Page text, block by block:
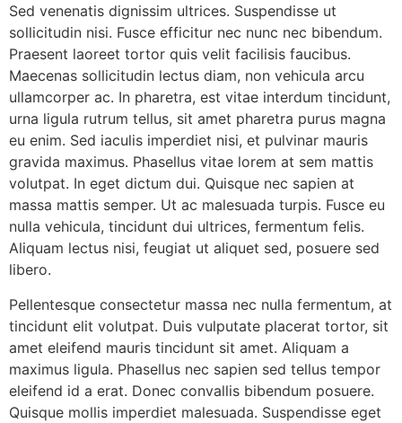
Sed venenatis dignissim ultrices. Suspendisse ut
sollicitudin nisi. Fusce efficitur nec nunc nec bibendum.
Praesent laoreet tortor quis velit facilisis faucibus.
Maecenas sollicitudin lectus diam, non vehicula arcu
ullamcorper ac. In pharetra, est vitae interdum tincidunt,
urna ligula rutrum tellus, sit amet pharetra purus magna
eu enim. Sed iaculis imperdiet nisi, et pulvinar mauris
gravida maximus. Phasellus vitae lorem at sem mattis
volutpat. In eget dictum dui. Quisque nec sapien at
massa mattis semper. Ut ac malesuada turpis. Fusce eu
nulla vehicula, tincidunt dui ultrices, fermentum felis.
Aliquam lectus nisi, feugiat ut aliquet sed, posuere sed
libero.
Pellentesque consectetur massa nec nulla fermentum, at
tincidunt elit volutpat. Duis vulputate placerat tortor, sit
amet eleifend mauris tincidunt sit amet. Aliquam a
maximus ligula. Phasellus nec sapien sed tellus tempor
eleifend id a erat. Donec convallis bibendum posuere.
Quisque mollis imperdiet malesuada. Suspendisse eget